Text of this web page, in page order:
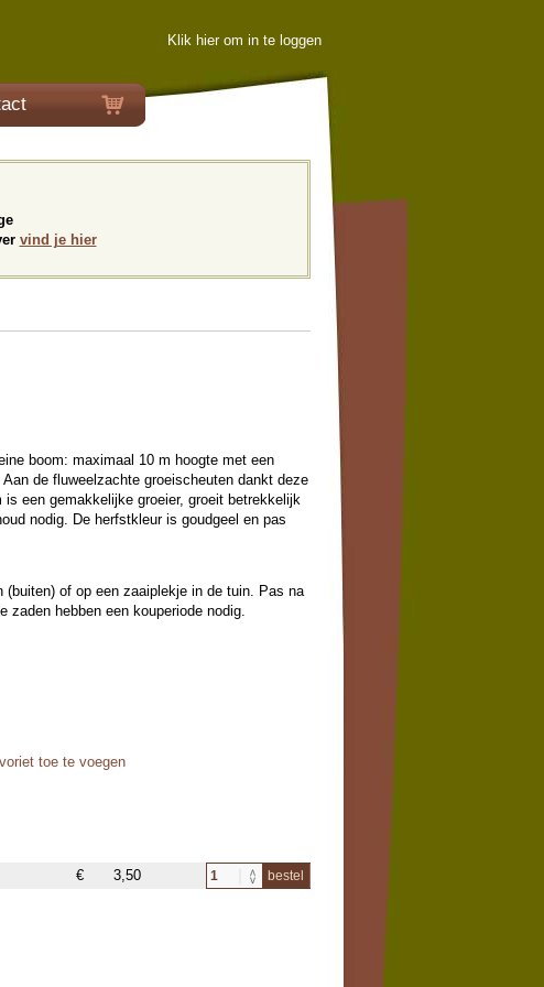
Klik hier om in te loggen
vind je hier
boom: maximaal 10 m hoogte met een
de fluweelzachte groeischeuten dankt deze
is een gemakkelijke groeier, groeit betrekkelijk
nodig. De herfstkleur is goudgeel en pas
(buiten) of op een zaaiplekje in de tuin. Pas na
zaden hebben een kouperiode nodig.
toe te voegen
€ 3,50 bestel